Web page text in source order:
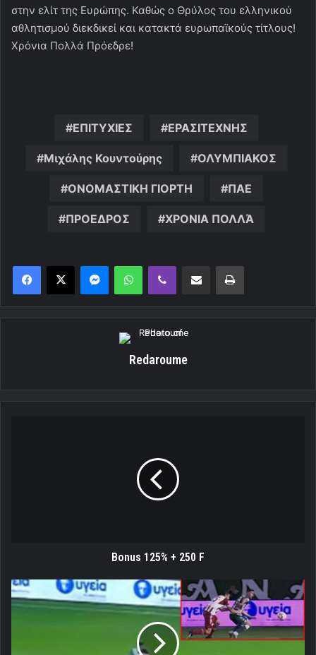
στην ελίτ της Ευρώπης. Καθώς ο Θρύλος του ελληνικού
αθλητισμού διεκδικεί και κατακτά ευρωπαϊκούς τίτλους!
Χρόνια Πολλά Πρόεδρε!
ΕΠΙΤΥΧΙΕΣ ΕΡΑΣΙΤΕΧΝΗΣ
Μιχάλης Κουντούρης ΟΛΥΜΠΙΑΚΟΣ
ΟΝΟΜΑΣΤΙΚΗ ΓΙΟΡΤΗ ΠΑΕ
ΠΡΟΕΔΡΟΣ ΧΡΟΝΙΑ ΠΟΛΛΆ
MessengerWhatsAppViber Κοινοποίηση μέσω ηλεκτρονικού ταχυδρομείουΕκτύπωση
Redaroume
Bonus 125% + 250 F
Είχαν
και